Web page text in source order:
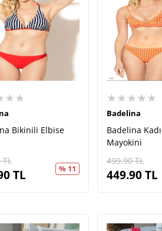
Bikinili Elbise
TL
TL % 11
★★★★★
Badelina
Badelina
Mayokini
499.90TL
449.90TL